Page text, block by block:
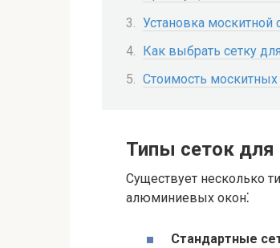
Установка
Как выбрать сетку
Стоимость
Типы сеток
Существует несколько
алюминиевых окон⁚
Стандартные